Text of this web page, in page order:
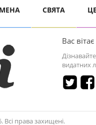
СВЯТА
Вас
видатних
Всі права захищені.